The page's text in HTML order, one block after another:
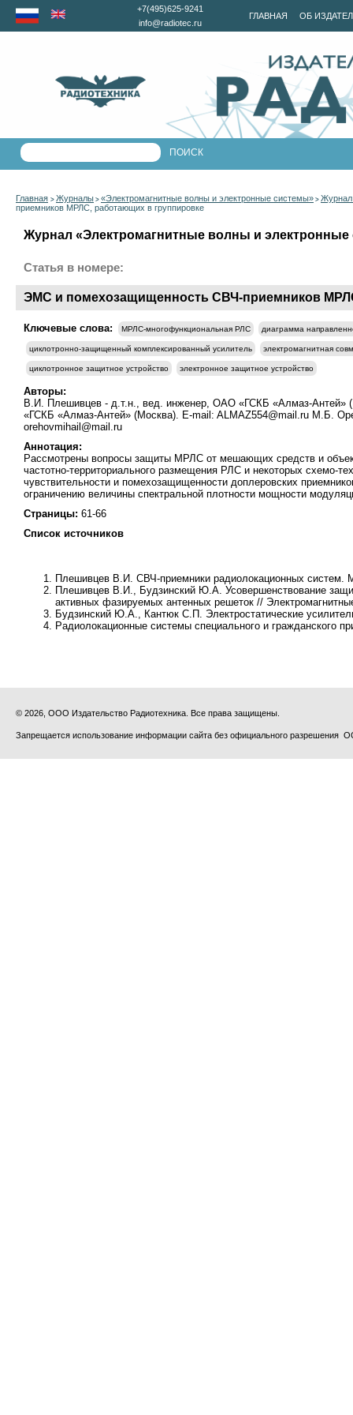
ГЛАВНАЯ ОБ
+7(495)625-9241
info@radiotec.ru
Главная > Журналы > «Электромагнитные волны и электронные системы» > Журнал
приемников МРЛС, работающих в группировке
Журнал «Электромагнитные волны и электронные
Статья в номере:
ЭМС и помехозащищенность СВЧ-приемников
Ключевые слова: МРЛС-многофункциональная РЛС диаграмма
циклотронно-защищенный комплексированный усилитель электромагнитная
циклотронное защитное устройство электронное защитное устройство
Авторы:
В.И. Плешивцев - д.т.н., вед. инженер, ОАО «ГСКБ «Алмаз-Антей»
«ГСКБ «Алмаз-Антей» (Москва). E-mail: ALMAZ554@mail.ru М.Б.
orehovmihail@mail.ru
Аннотация:
Рассмотрены вопросы защиты МРЛС от мешающих средств и
частотно-территориального размещения РЛС и некоторых схемо-
чувствительности и помехозащищенности доплеровских
ограничению величины спектральной плотности мощности
Страницы: 61-66
Список источников
Плешивцев В.И . СВЧ-приемники радиолокационных систем.
Плешивцев В.И., Будзинский Ю.А . Усовершенствование
активных фазируемых антенных решеток //
Будзинский Ю.А., Кантюк С.П . Электростатические
Радиолокационные системы специального и гражданского
© 2026, ООО Издательство Радиотехника. Все права защищены.
Запрещается использование информации сайта без официального разрешения